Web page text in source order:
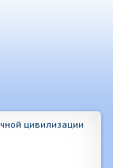
цивилизации